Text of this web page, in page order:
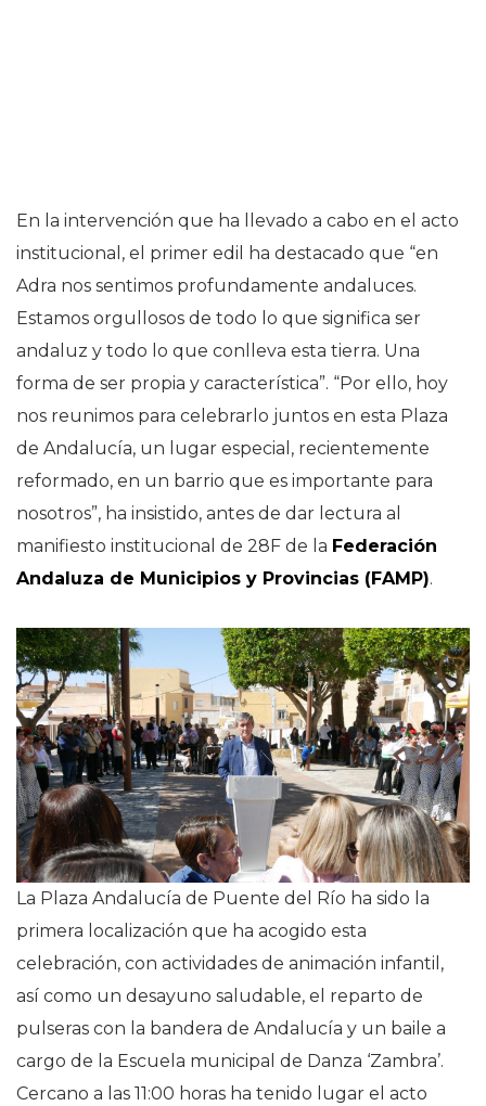
En la intervención que ha llevado a cabo en el acto
institucional, el primer edil ha destacado que “en
Adra nos sentimos profundamente andaluces.
Estamos orgullosos de todo lo que significa ser
andaluz y todo lo que conlleva esta tierra. Una
forma de ser propia y característica”. “Por ello, hoy
nos reunimos para celebrarlo juntos en esta Plaza
de Andalucía, un lugar especial, recientemente
reformado, en un barrio que es importante para
nosotros”, ha insistido, antes de dar lectura al
manifiesto institucional de 28F de la Federación
Andaluza de Municipios y Provincias (FAMP).
La Plaza Andalucía de Puente del Río ha sido la
primera localización que ha acogido esta
celebración, con actividades de animación infantil,
así como un desayuno saludable, el reparto de
pulseras con la bandera de Andalucía y un baile a
cargo de la Escuela municipal de Danza ‘Zambra’.
Cercano a las 11:00 horas ha tenido lugar el acto